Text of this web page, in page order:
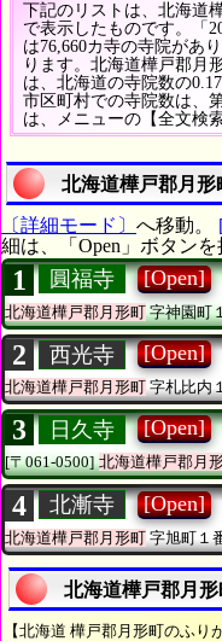
下記のリストは、北海道
で表示したものです。「
は76,660カ寺の寺院があ
ります。北海道樺戸郡月
は、北海道の寺院数の
市区町村での寺院数は、
は、メニューの【全文検
北海道樺戸郡月
〔詳細モード〕 へ移動。
細は、「Open」ボタン
1 圓福寺 [Open]
北海道樺戸郡月形町字神園町
2 西光寺 [Open]
北海道樺戸郡月形町字札比内
3 日久寺 [Open]
[〒061-0500] 北海道樺戸郡月
4 北漸寺 [Open]
北海道樺戸郡月形町 字旭町１
北海道樺戸郡月
【北海道 樺戸郡月形町のふり